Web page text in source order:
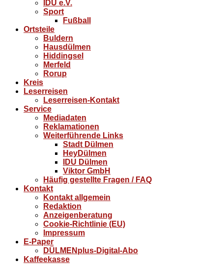
IDU e.V.
Sport
Fußball
Ortsteile
Buldern
Hausdülmen
Hiddingsel
Merfeld
Rorup
Kreis
Leserreisen
Leserreisen-Kontakt
Service
Mediadaten
Reklamationen
Weiterführende Links
Stadt Dülmen
HeyDülmen
IDU Dülmen
Viktor GmbH
Häufig gestellte Fragen / FAQ
Kontakt
Kontakt allgemein
Redaktion
Anzeigenberatung
Cookie-Richtlinie (EU)
Impressum
E-Paper
DÜLMENplus-Digital-Abo
Kaffeekasse